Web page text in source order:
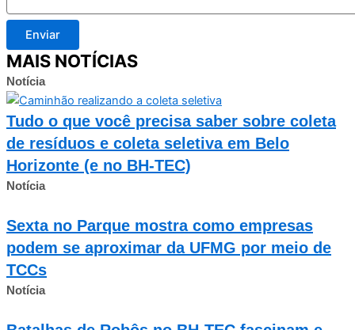
Enviar
MAIS NOTÍCIAS
Notícia
Tudo o que você precisa saber sobre coleta
de resíduos e coleta seletiva em Belo
Horizonte (e no BH-TEC)
Notícia
Sexta no Parque mostra como empresas
podem se aproximar da UFMG por meio de
TCCs
Notícia